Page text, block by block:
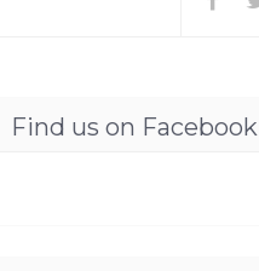
Find us on Facebook